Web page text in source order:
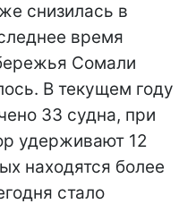
снизилась в
время
Сомали
В текущем году
33 судна, при
удерживают 12
находятся более
стало